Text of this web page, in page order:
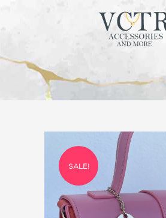
vctr
ΑΡΧΙΚΗ
ΣΚΟΥΛΑΡΊΚΙΑ
ΚΟΛΙΈ
ΑΛΥΣΊΔΕΣ
ΒΡΑΧΙΌΛΙΑ
MEN'S COLLECTION
SALE!